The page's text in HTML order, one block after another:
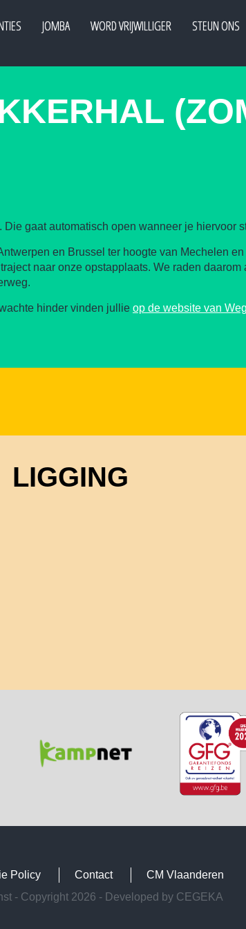
JOMBA WORD VRIJWILLIGER STEUN ONS
gaat automatisch open wanneer je hiervoor
en Brussel ter hoogte van Mechelen
naar onze opstapplaats. We raden daarom
hinder vinden jullie op de website van
LIGGING
Policy Contact
CM Vlaanderen
- Copyright 2026 - Developed by CEGEKA